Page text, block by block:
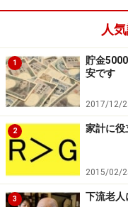
人
1
貯金
安です
2017/12/
2 家計に役
2015/02/
3 下流老人